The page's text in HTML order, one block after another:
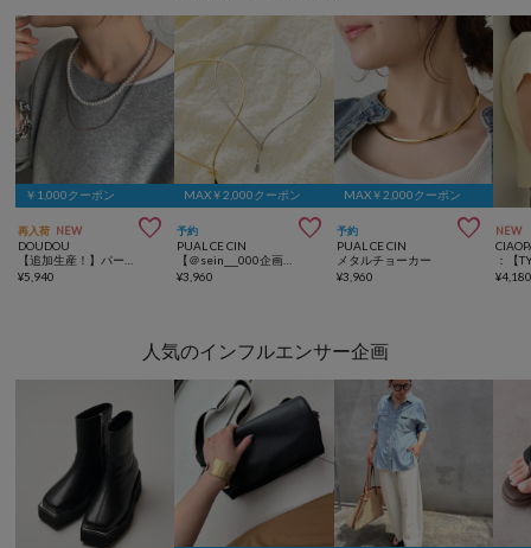
￥1,000クーポン
再入荷 NEW 
DOUDOU
¥5,940
MAX￥2,000クーポン
予約 
PUAL CE CIN
¥3,960
MAX￥2,000クーポン
予約 
PUAL CE CIN
メタルチョーカー
¥3,960
NEW
¥
人気のインフルエンサー企画